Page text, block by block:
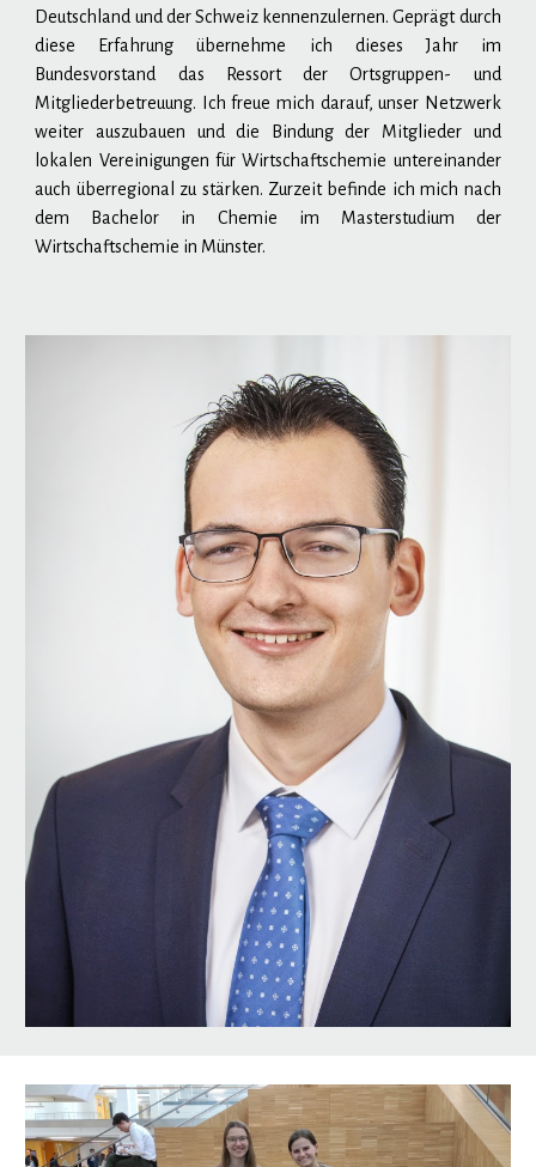
Deutschland und der Schweiz kennenzulernen. Geprägt durch
diese Erfahrung übernehme ich dieses Jahr im
Bundesvorstand das Ressort der Ortsgruppen- und
Mitgliederbetreuung. Ich freue mich darauf, unser Netzwerk
weiter auszubauen und die Bindung der Mitglieder und
lokalen Vereinigungen für Wirtschaftschemie untereinander
auch überregional zu stärken. Zurzeit befinde ich mich nach
dem Bachelor in Chemie im Masterstudium der
Wirtschaftschemie in Münster.